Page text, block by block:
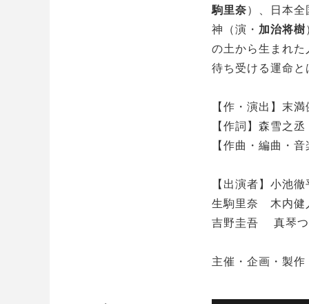
駒里奈）、日本
神（演・ 加治将樹
の土から生まれた
待ち受ける運命
【作・演出】末満
【作詞】森雪之丞
【作曲・編曲・
【出演者】小池
生駒里奈 木内
吉野圭吾 真琴つ
主催・企画・製